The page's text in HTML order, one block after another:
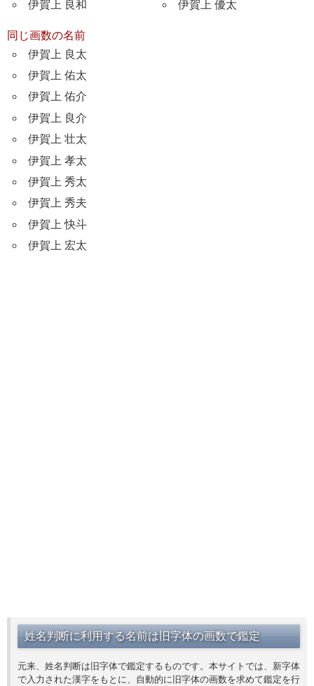
伊賀上 良和 伊賀上 優太
同じ画数の名前
伊賀上 良太
伊賀上 佑太
伊賀上 佑介
伊賀上 良介
伊賀上 壮太
伊賀上 孝太
伊賀上 秀太
伊賀上 秀夫
伊賀上 快斗
伊賀上 宏太
姓名判断に利用する名前は旧字体の画数で鑑定
元来、姓名判断は旧字体で鑑定するものです。本サイトでは、新字体
で入力された漢字をもとに、自動的に旧字体の画数を求めて鑑定を行